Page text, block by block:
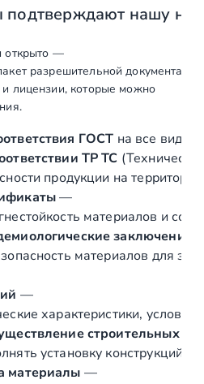
шт
шт 1
шт 1
подтверждают нашу
открыто —
разрешительной
лицензии, которые можно
ГОСТ на все виды
ТР ТС
продукции на
—
материалов и
заключения
материалов для
—
характеристики,
строительных и
установку конструкций
материалы —